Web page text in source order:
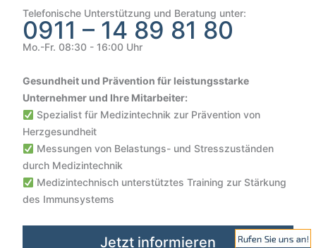
Telefonische Unterstützung und Beratung unter:
0911 – 14 89 81 80
Mo.-Fr. 08:30 - 16:00 Uhr
Gesundheit und Prävention für leistungsstarke
Unternehmer und Ihre Mitarbeiter:
Spezialist für Medizintechnik zur Prävention von
Herzgesundheit
Messungen von Belastungs- und Stresszuständen
durch Medizintechnik
Medizintechnisch unterstütztes Training zur Stärkung
des Immunsystems
Jetzt informieren 100%
SEHR GUT